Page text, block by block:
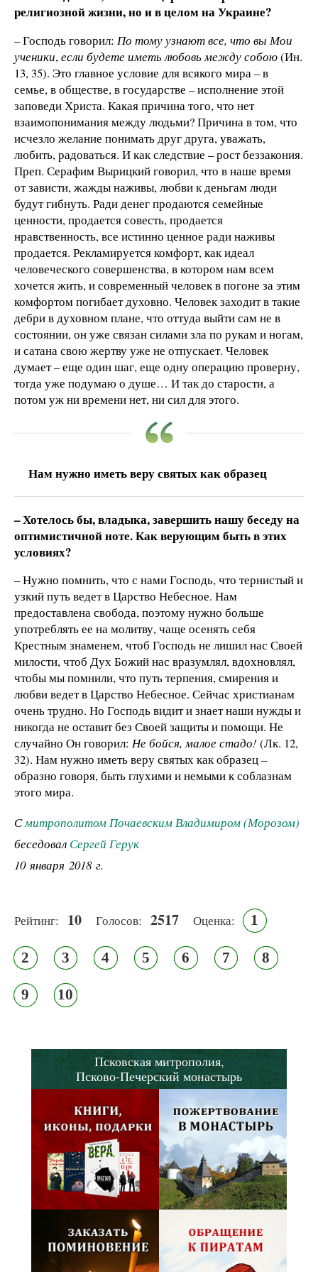
религиозной жизни, но и в целом на Украине?
– Господь говорил: По тому узнают все, что вы Мои
ученики,если будете иметь любовь междусобою(Ин.
13, 35). Это главное условие для всякого мира – в
семье, в обществе, в государстве – исполнение этой
заповеди Христа. Какая причина того, что нет
взаимопонимания между людьми? Причина в том, что
исчезло желание понимать друг друга, уважать,
любить, радоваться. И как следствие – рост беззакония.
Преп. Серафим Вырицкий говорил, что в наше время
от зависти, жажды наживы, любви к деньгам люди
будут гибнуть. Ради денег продаются семейные
ценности, продается совесть, продается
нравственность, все истинно ценное ради наживы
продается. Рекламируется комфорт, как идеал
человеческого совершенства, в котором нам всем
хочется жить, и современный человек в погоне за этим
комфортом погибает духовно. Человек заходит в такие
дебри в духовном плане, что оттуда выйти сам не в
состоянии, он уже связан силами зла по рукам и ногам,
и сатана свою жертву уже не отпускает. Человек
думает – еще один шаг, еще одну операцию проверну,
тогда уже подумаю о душе… И так до старости, а
потом уж ни времени нет, ни сил для этого.
Нам нужно иметь веру святых как образец
– Хотелось бы, владыка, завершить нашу беседу на
оптимистичной ноте. Как верующим быть в этих
условиях?
– Нужно помнить, что с нами Господь, что тернистый и
узкий путь ведет в Царство Небесное. Нам
предоставлена свобода, поэтому нужно больше
употреблять ее на молитву, чаще осенять себя
Крестным знаменем, чтоб Господь не лишил нас Своей
милости, чтоб Дух Божий нас вразумлял, вдохновлял,
чтобы мы помнили, что путь терпения, смирения и
любви ведет в Царство Небесное. Сейчас христианам
очень трудно. Но Господь видит и знает наши нужды и
никогда не оставит без Своей защиты и помощи. Не
случайно Он говорил: Не бойся, малое стадо! (Лк. 12,
32). Нам нужно иметь веру святых как образец –
образно говоря, быть глухими и немыми к соблазнам
этого мира.
Смитрополитом Почаевским Владимиром (Морозом)
беседовал Сергей Герук
10 января 2018 г.
Рейтинг: 10 Голосов: 2517 Оценка: 1
2 3 4 5 6 7 8
9 10
Псковская митрополия,
Псково-Печерский монастырь